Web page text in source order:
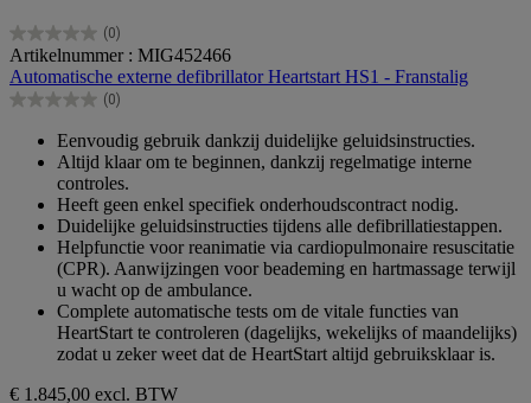
(0)
0.0
van
de
5
Artikelnummer : MIG452466
Automatische externe defibrillator Heartstart HS1 - Franstalig
(0)
0.0
sterren.
Eenvoudig gebruik dankzij duidelijke geluidsinstructies.
Altijd klaar om te beginnen, dankzij regelmatige interne
controles.
Heeft geen enkel specifiek onderhoudscontract nodig.
Duidelijke geluidsinstructies tijdens alle defibrillatiestappen.
Helpfunctie voor reanimatie via cardiopulmonaire resuscitatie
(CPR). Aanwijzingen voor beademing en hartmassage terwijl
u wacht op de ambulance.
Complete automatische tests om de vitale functies van
HeartStart te controleren (dagelijks, wekelijks of maandelijks)
zodat u zeker weet dat de HeartStart altijd gebruiksklaar is.
€ 1.845,00 excl. BTW